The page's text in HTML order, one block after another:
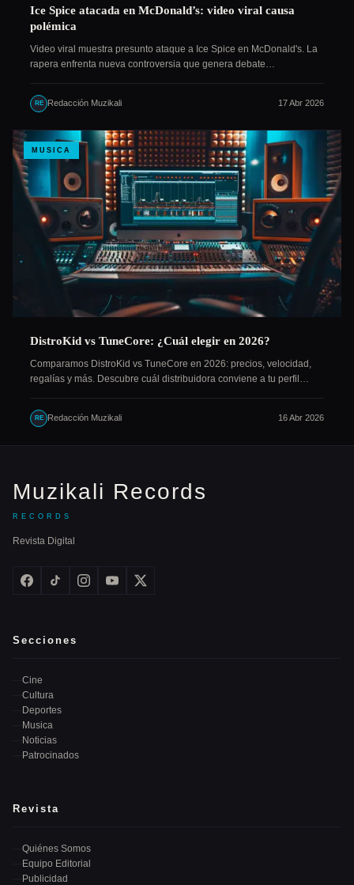
Ice Spice atacada en McDonald’s: video viral causa
polémica
Video viral muestra presunto ataque a Ice Spice en McDonald's. La
rapera enfrenta nueva controversia que genera debate…
RE Redacción Muzikali 17 Abr 2026
MUSICA
DistroKid vs TuneCore: ¿Cuál elegir en 2026?
Comparamos DistroKid vs TuneCore en 2026: precios, velocidad,
regalías y más. Descubre cuál distribuidora conviene a tu perfil…
RE Redacción Muzikali 16 Abr 2026
Muzikali Records
RECORDS
Revista Digital
Secciones
Cine
Cultura
Deportes
Musica
Noticias
Patrocinados
Revista
Quiénes Somos
Equipo Editorial
Publicidad